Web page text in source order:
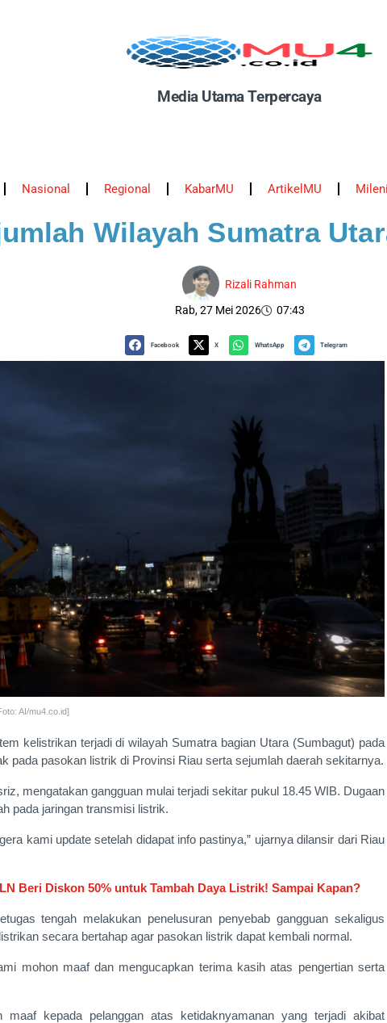
Media Utama Terpercaya
Nasional Regional KabarMU ArtikelMU
Wilayah Sumatra
Rizali Rahman
Rab, 27 Mei 2026 07:43
Facebook X WhatsApp Telegram
AI/mu4.co.id]
kelistrikan terjadi di wilayah Sumatra bagian Utara (Sumbagut) pada
pada pasokan listrik di Provinsi Riau serta sejumlah daerah sekitarnya.
mengatakan gangguan mulai terjadi sekitar pukul 18.45 WIB. Dugaan
pada jaringan transmisi listrik.
kami update setelah didapat info pastinya,” ujarnya dilansir dari Riau
Beri Diskon 50% untuk Tambah Daya Listrik! Sampai Kapan?
tengah melakukan penelusuran penyebab gangguan sekaligus
secara bertahap agar pasokan listrik dapat kembali normal.
mohon maaf dan mengucapkan terima kasih atas pengertian serta
maaf kepada pelanggan atas ketidaknyamanan yang terjadi akibat